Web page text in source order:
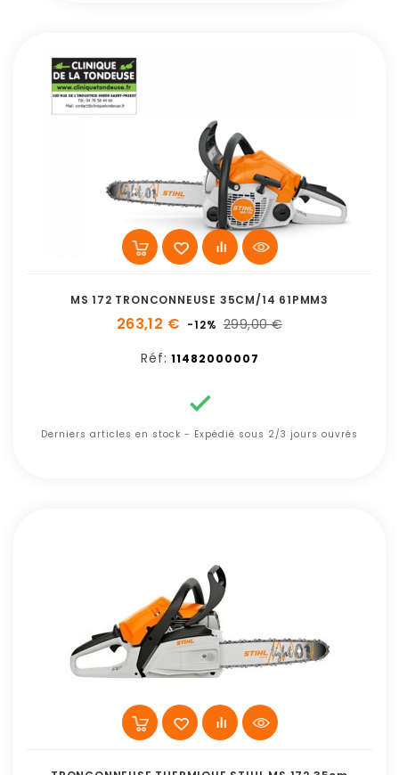
MS 172 TRONCONNEUSE 35CM/14 61PMM3
263,12 € -12% 299,00 €
Réf: 11482000007

Derniers articles en stock - Expédié sous 2/3 jours ouvrés